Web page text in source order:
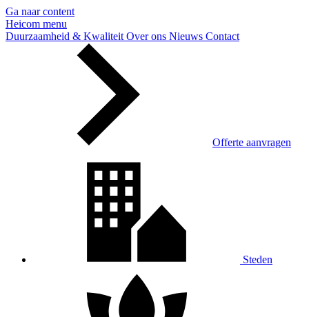
Ga naar content
Heicom menu
Duurzaamheid & Kwaliteit Over ons Nieuws Contact
Offerte aanvragen
Steden